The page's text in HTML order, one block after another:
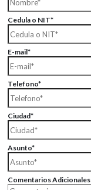
Cedula o NIT*
E-mail*
Telefono*
Ciudad*
Asunto*
Comentarios Adicionales